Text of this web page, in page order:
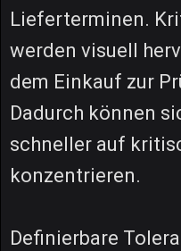
Lieferterminen.
werden visuell
dem Einkauf zur
Dadurch können
schneller auf
konzentrieren.
Definierbare